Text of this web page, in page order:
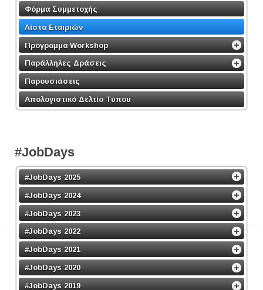
Φόρμα Συμμετοχής
Λίστα Εταιριών
Πρόγραμμα Workshop
Παράλληλες Δράσεις
Παρουσιάσεις
Απολογιστικό Δελτίο Τύπου
#JobDays
#JobDays 2025
#JobDays 2024
#JobDays 2023
#JobDays 2022
#JobDays 2021
#JobDays 2020
#JobDays 2019